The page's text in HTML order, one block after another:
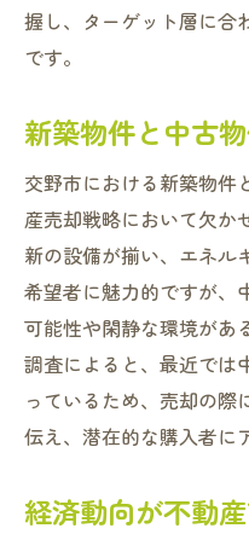
握し、ターゲット層に合
です。
新築物件と中古
交野市における新築物件
産売却戦略において欠か
新の設備が揃い、エネル
希望者に魅力的ですが、
可能性や閑静な環境があ
調査によると、最近では
っているため、売却の際
伝え、潜在的な購入者に
経済動向が不動